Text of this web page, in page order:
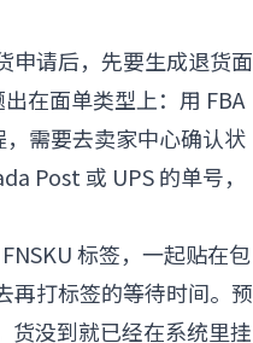
申请后，先要生成退货面
在面单类型上：用 FBA
需要去卖家中心确认状
Post 或 UPS 的单号，
标签，一起贴在包
再打标签的等待时间。预
货没到就已经在系统里挂